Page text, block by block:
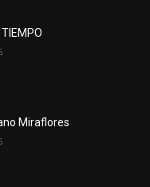
Miraflores